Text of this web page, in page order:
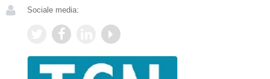
Sociale media: